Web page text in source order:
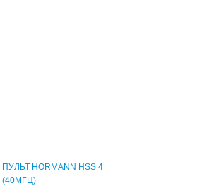
ПУЛЬТ HORMANN HSS 4
(40МГЦ)